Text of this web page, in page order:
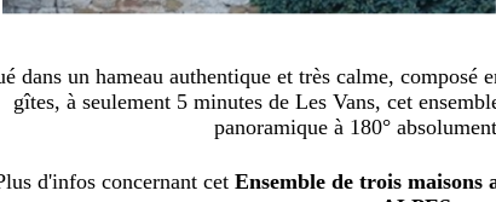
dans un hameau authentique et très calme, composé
gîtes, à seulement 5 minutes de Les Vans, cet
panoramique à 180°
d'infos concernant cet Ensemble de trois maisons